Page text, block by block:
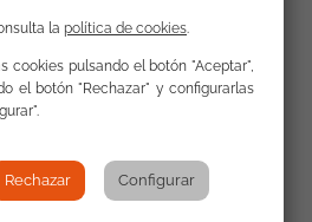
para profundizar en
y las diferentes formas de
lenguas que hablan en
con nuestra corresponsal
la política de cookies
cookies pulsando el botón "Aceptar",
el botón "Rechazar" y configurarlas
Rechazar Configurar